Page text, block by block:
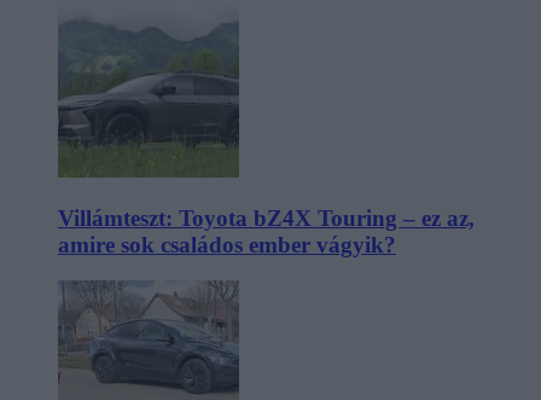
Villámteszt: Toyota bZ4X Touring – ez az,
amire sok családos ember vágyik?